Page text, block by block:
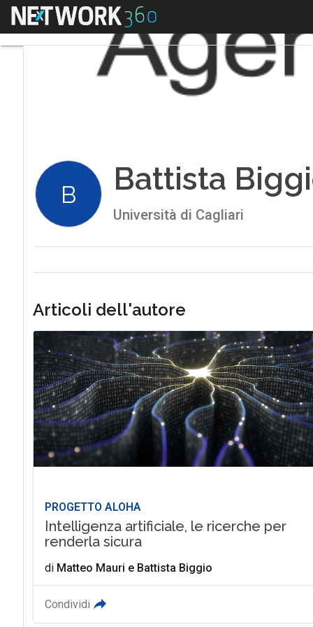
Menu
B Battista
Università di Cagliari
Articoli dell'autore
PROGETTO ALOHA
Intelligenza artificiale, le ricerche per
renderla sicura
di Matteo Mauri e Battista Biggio
Condividi